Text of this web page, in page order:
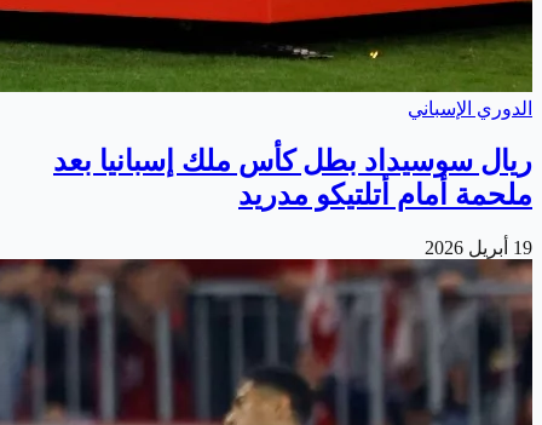
الدوري الإسباني
ريال سوسيداد بطل كأس ملك إسبانيا بعد
ملحمة أمام أتلتيكو مدريد
19 أبريل 2026